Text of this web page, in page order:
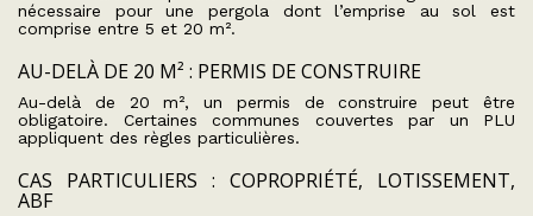
nécessaire pour une pergola dont l’emprise au sol est
comprise entre 5 et 20 m².
AU-DELÀ DE 20 M² : PERMIS DE CONSTRUIRE
Au-delà de 20 m², un permis de construire peut être
obligatoire. Certaines communes couvertes par un PLU
appliquent des règles particulières.
CAS PARTICULIERS : COPROPRIÉTÉ, LOTISSEMENT,
ABF